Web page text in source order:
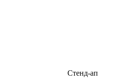
Стенд-ап